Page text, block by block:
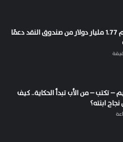
مصر تتسلم 1.77 مليار دولار من صندوق النقد دعمًا
– تكتب – من الأب تبدأ الحكاية.. كيف
ابنته؟